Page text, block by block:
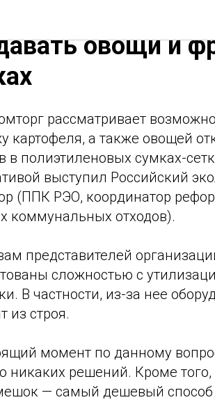
могут
овощи и
рассматривает
картофеля, а также овощей
в полиэтиленовых сумках-
выступил Российский
(ППК РЭО, координатор
коммунальных отходов).
представителей
сложностью с
В частности, из-за нее
из строя.
момент по данному
никаких решений. Кроме того,
— самый дешевый способ